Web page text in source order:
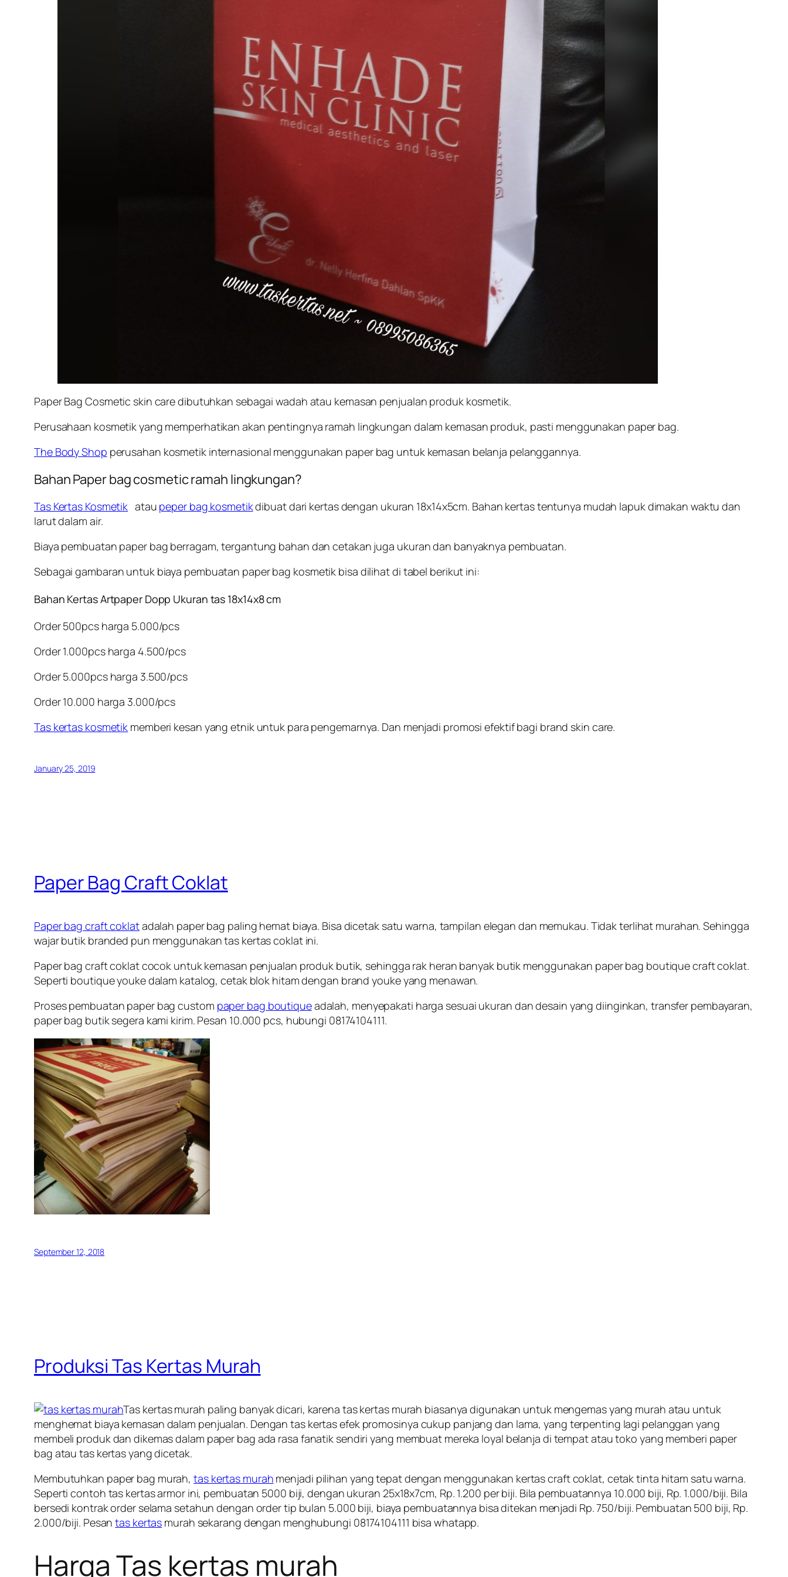
Paper Bag Cosmetic skin care dibutuhkan sebagai wadah atau kemasan penjualan produk kosmetik.
Perusahaan kosmetik yang memperhatikan akan pentingnya ramah lingkungan dalam kemasan produk, pasti menggunakan paper bag.
The Body Shop perusahan kosmetik internasional menggunakan paper bag untuk kemasan belanja pelanggannya.
Bahan Paper bag cosmetic ramah lingkungan?
Tas Kertas Kosmetik atau peper bag kosmetikdibuat dari kertas dengan ukuran 18x14x5cm. Bahan kertas tentunya mudah lapuk dimakan waktu dan
larut dalam air.
Biaya pembuatan paper bag berragam, tergantung bahan dan cetakan juga ukuran dan banyaknya pembuatan.
Sebagai gambaran untuk biaya pembuatan paper bag kosmetik bisa dilihat di tabel berikut ini:
Bahan Kertas Artpaper Dopp Ukuran tas 18x14x8 cm
Order 500pcs harga 5.000/pcs
Order 1.000pcs harga 4.500/pcs
Order 5.000pcs harga 3.500/pcs
Order 10.000 harga 3.000/pcs
Tas kertas kosmetik memberi kesan yang etnik untuk para pengemarnya. Dan menjadi promosi efektif bagi brand skin care.
January 25, 2019
Paper Bag Craft Coklat
Paper bag craft coklatadalah paper bag paling hemat biaya. Bisa dicetak satu warna, tampilan elegan dan memukau. Tidak terlihat murahan. Sehingga
wajar butik branded pun menggunakan tas kertas coklat ini.
Paper bag craft coklat cocok untuk kemasan penjualan produk butik, sehingga rak heran banyak butik menggunakan paper bag boutique craft coklat.
Seperti boutique youke dalam katalog, cetak blok hitam dengan brand youke yang menawan.
Proses pembuatan paper bag custom paper bag boutiqueadalah, menyepakati harga sesuai ukuran dan desain yang diinginkan, transfer pembayaran,
paper bag butik segera kami kirim. Pesan 10.000 pcs, hubungi 08174104111.
September 12, 2018
Produksi Tas Kertas Murah
Tas kertas murah paling banyak dicari, karena tas kertas murah biasanya digunakan untuk mengemas yang murah atau untuk
menghemat biaya kemasan dalam penjualan. Dengan tas kertas efek promosinya cukup panjang dan lama, yang terpenting lagi pelanggan yang
membeli produk dan dikemas dalam paper bag ada rasa fanatik sendiri yang membuat mereka loyal belanja di tempat atau toko yang memberi paper
bag atau tas kertas yang dicetak.
Membutuhkan paper bag murah,tas kertas murah menjadi pilihan yang tepat dengan menggunakan kertas craft coklat, cetak tinta hitam satu warna.
Seperti contoh tas kertas armor ini, pembuatan 5000 biji, dengan ukuran 25x18x7cm, Rp. 1.200 per biji. Bila pembuatannya 10.000 biji, Rp. 1.000/biji. Bila
bersedi kontrak order selama setahun dengan order tip bulan 5.000 biji, biaya pembuatannya bisa ditekan menjadi Rp. 750/biji. Pembuatan 500 biji, Rp.
2.000/biji. Pesantas kertas murah sekarang dengan menghubungi 08174104111 bisa whatapp.
Harga Tas kertas murah